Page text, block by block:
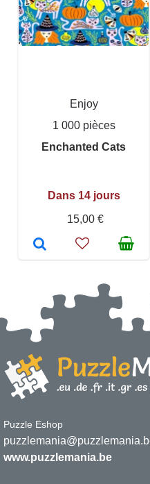
Enjoy
1 000 pièces
Enchanted Cats
Dans 14 jours
15,00 €
Puzzle Eshop
www.puzzlemania.be